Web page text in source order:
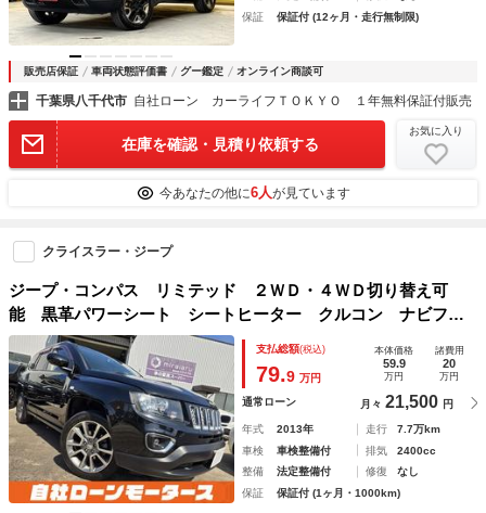
保証
保証付 (12ヶ月・走行無制限)
販売店保証 車両状態評価書 グー鑑定 オンライン商談可
千葉県八千代市 自社ローン カーライフＴＯＫＹＯ １年無料保証付販売
在庫を確認・見積り依頼する
お気に入り
今あなたの他に6人が見ています
クライスラー・ジープ
ジープ・コンパス リミテッド ２ＷＤ・４ＷＤ切り替え可
能 黒革パワーシート シートヒーター クルコン ナビフル
セグＤＶＤ Ｂｌｕｅｔｏｏｔｈ バックサイドカメラ Ｂｏ
ｓｔｏｎサウンド 純正１８ＡＷ フォグ リアフォグ ルー
フレール
支払総額(税込)
79.9 万円
本体価格
59.9
万円
諸費用
20
万円
通常ローン 月々 21,500 円
年式 2013年 走行
7.7万km
車検
車検整備付 排気
2400cc
整備
法定整備付 修復
なし
保証
保証付 (1ヶ月・1000km)